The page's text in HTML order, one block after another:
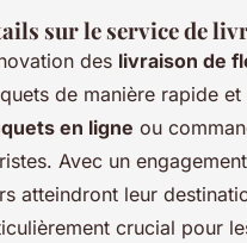
sur le service de
des livraison de
de manière rapide
en ligne ou
Avec un
atteindront leur
crucial pour